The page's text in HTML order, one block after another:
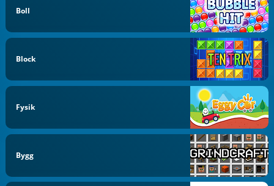
Boll
Block
Fysik
Bygg